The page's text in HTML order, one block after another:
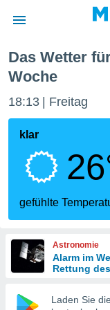
dass
von
diese
die
Das Wetter
Woche
18:13 Freitag
klar
gefühlte
Astronomie
Alarm im
Rettung
Laden Sie